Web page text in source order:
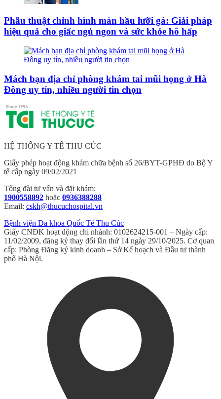
Phẫu thuật chỉnh hình màn hầu lưỡi gà: Giải pháp
hiệu quả cho giấc ngủ ngon và sức khỏe hô hấp
Mách bạn địa chỉ phòng khám tai mũi họng ở Hà
Đông uy tín, nhiều người tin chọn
HỆ THỐNG Y TẾ THU CÚC
Giấy phép hoạt động khám chữa bệnh số 26/BYT-GPHĐ do Bộ Y
tế cấp ngày 09/02/2021
Tổng đài tư vấn và đặt khám:
1900558892 hoặc 0936388288
Email: cskh@thucuchospital.vn
Bệnh viện Đa khoa Quốc Tế Thu Cúc
Giấy CNĐK hoạt động chi nhánh: 0102624215-001 – Ngày cấp:
11/02/2009, đăng ký thay đổi lần thứ 14 ngày 29/10/2025. Cơ quan
cấp: Phòng Đăng ký kinh doanh – Sở Kế hoạch và Đầu tư thành
phố Hà Nội.